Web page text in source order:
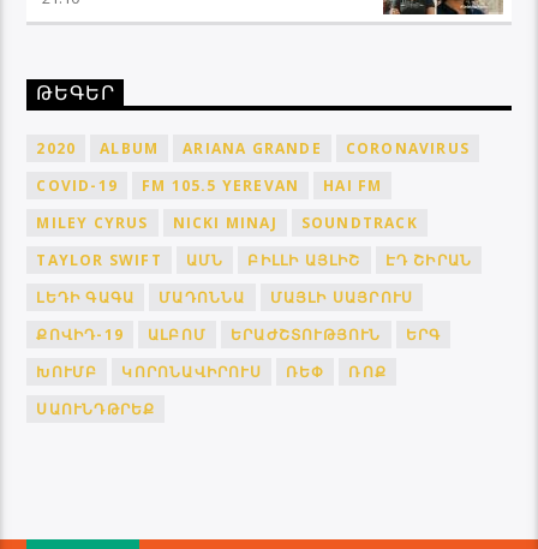
ԹԵԳԵՐ
2020 ALBUM ARIANA GRANDE
CORONAVIRUS
COVID-19
FM 105.5 YEREVAN
HAI FM
MILEY CYRUS
NICKI MINAJ
SOUNDTRACK
TAYLOR SWIFT
ԱՄՆ ԲԻԼԼԻ ԱՅԼԻՇ
ԷԴ ՇԻՐԱՆ
ԼԵԴԻ ԳԱԳԱ
ՄԱԴՈՆՆԱ
ՄԱՅԼԻ ՍԱՅՐՈՒՍ
ՔՈՎԻԴ-19
ԱԼԲՈՄ ԵՐԱԺՇՏՈՒԹՅՈՒՆ
ԵՐԳ
ԽՈՒՄԲ
ԿՈՐՈՆԱՎԻՐՈՒՍ ՌԵՓ
ՌՈՔ
ՍԱՈՒՆԴԹՐԵՔ